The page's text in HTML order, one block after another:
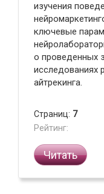
изучения
ключевые
о проведенных
исследованиях
айтрекинга.
Страниц: 7
Рейтинг:
Читать